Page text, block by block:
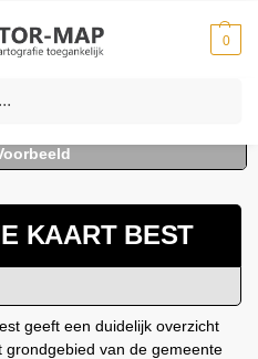
0
KAART BEST
geeft een duidelijk overzicht
van de gemeente